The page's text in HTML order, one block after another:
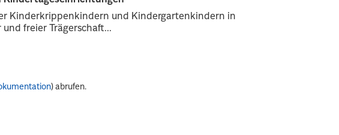
Kinderkrippenkindern und Kindergartenkindern in
freier Trägerschaft...
) abrufen.